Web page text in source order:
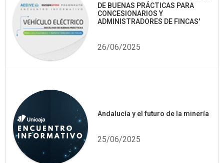
DE BUENAS PRÁCTICAS PARA
CONCESIONARIOS Y
ADMINISTRADORES DE FINCAS'
26/06/2025
Andalucía y el futuro de la minería
25/06/2025